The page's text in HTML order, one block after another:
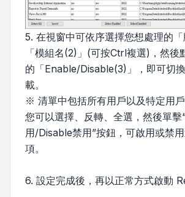
5. 在視窗中可依序選擇您想處理的「
「模組名(2)」(可按Ctrl複選)，然後
的「Enable/Disable(3)」，即可切
載。
※ 清單中包括所有用戶以及特定用戶
您可以選擇、反轉、全選，然後單
用/Disable禁用”按鈕，可啟用或禁
項。
6. 設定完成後，再以正常方式啟動